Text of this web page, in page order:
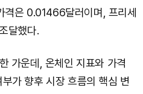
격은 0.01466달러이며, 프리세
달했다.
가운데, 온체인 지표와 가격
가 향후 시장 흐름의 핵심 변